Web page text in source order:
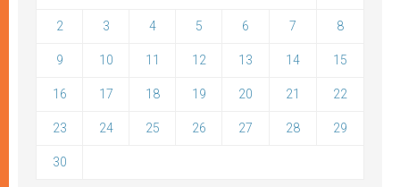
2 3 4 5 6 7 8
9 10 11 12 13 14 15
16 17 18 19 20 21 22
23 24 25 26 27 28 29
30